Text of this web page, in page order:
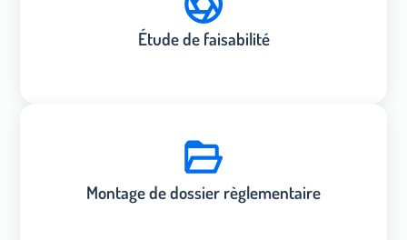
Étude de faisabilité
Montage de dossier règlementaire